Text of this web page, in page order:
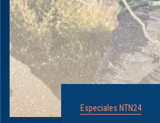
Especiales NTN24